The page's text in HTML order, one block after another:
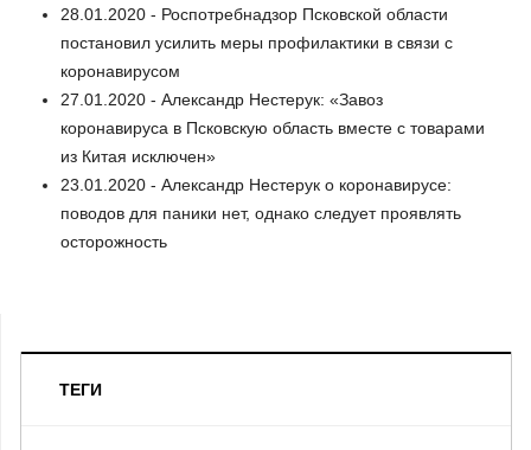
28.01.2020 - Роспотребнадзор Псковской области
постановил усилить меры профилактики в связи с
коронавирусом
27.01.2020 - Александр Нестерук: «Завоз
коронавируса в Псковскую область вместе с товарами
из Китая исключен»
23.01.2020 - Александр Нестерук о коронавирусе:
поводов для паники нет, однако следует проявлять
осторожность
ТЕГИ